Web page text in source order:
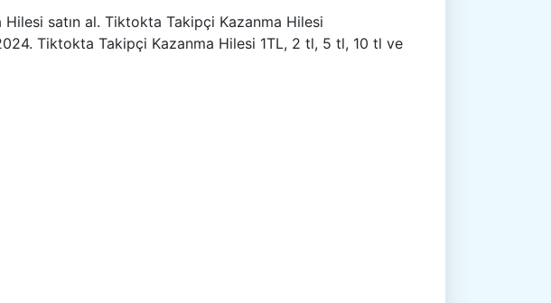
satın al. Tiktokta Takipçi Kazanma Hilesi
Tiktokta Takipçi Kazanma Hilesi 1TL, 2 tl, 5 tl, 10 tl ve